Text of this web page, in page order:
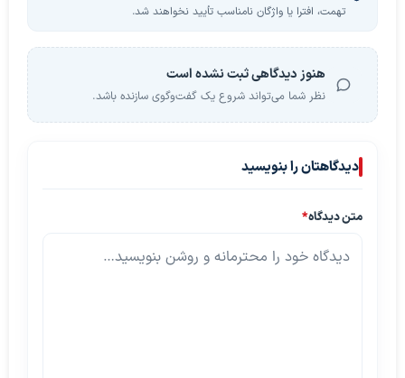
تهمت، افترا یا واژگان نامناسب تأیید نخواهند شد.
هنوز دیدگاهی ثبت نشده است
نظر شما می‌تواند شروع یک گفت‌وگوی سازنده باشد.
دیدگاهتان را بنویسید
متن دیدگاه*